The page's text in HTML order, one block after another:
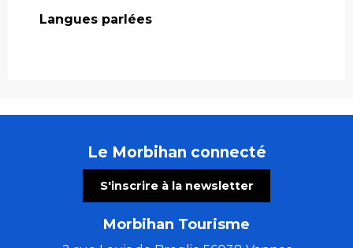
Langues parlées
Langues parlées
Le Morbihan connecté
S'inscrire à la newsletter
Morbihan Tourisme